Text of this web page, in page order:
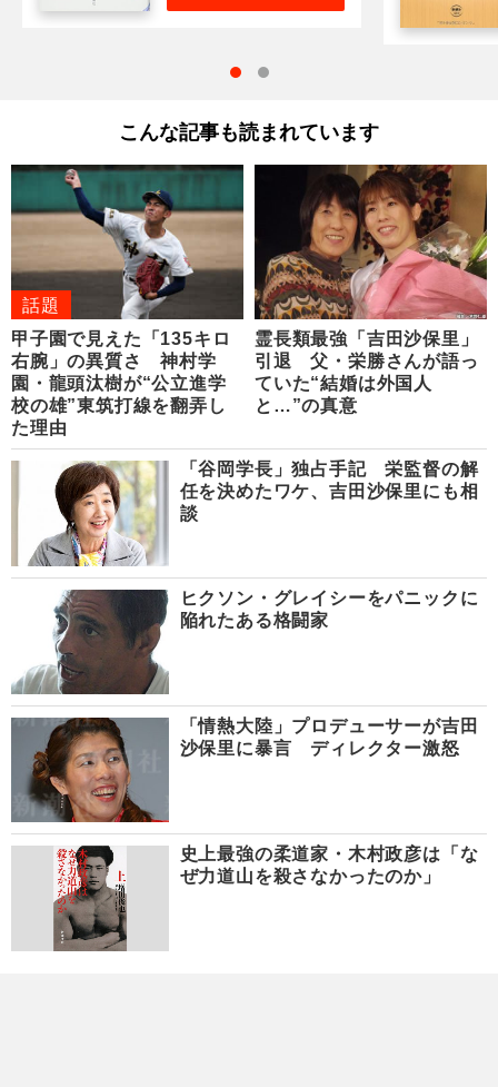
こんな記事も読まれています
話題
甲子園で見えた「135キロ
右腕」の異質さ 神村学
園・龍頭汰樹が“公立進学
校の雄”東筑打線を翻弄し
た理由
霊長類最強「吉田沙保里」
引退 父・栄勝さんが語っ
ていた“結婚は外国人
と…”の真意
「谷岡学長」独占手記 栄監督の解
任を決めたワケ、吉田沙保里にも相
談
ヒクソン・グレイシーをパニックに
陥れたある格闘家
「情熱大陸」プロデューサーが吉田
沙保里に暴言 ディレクター激怒
史上最強の柔道家・木村政彦は「な
ぜ力道山を殺さなかったのか」